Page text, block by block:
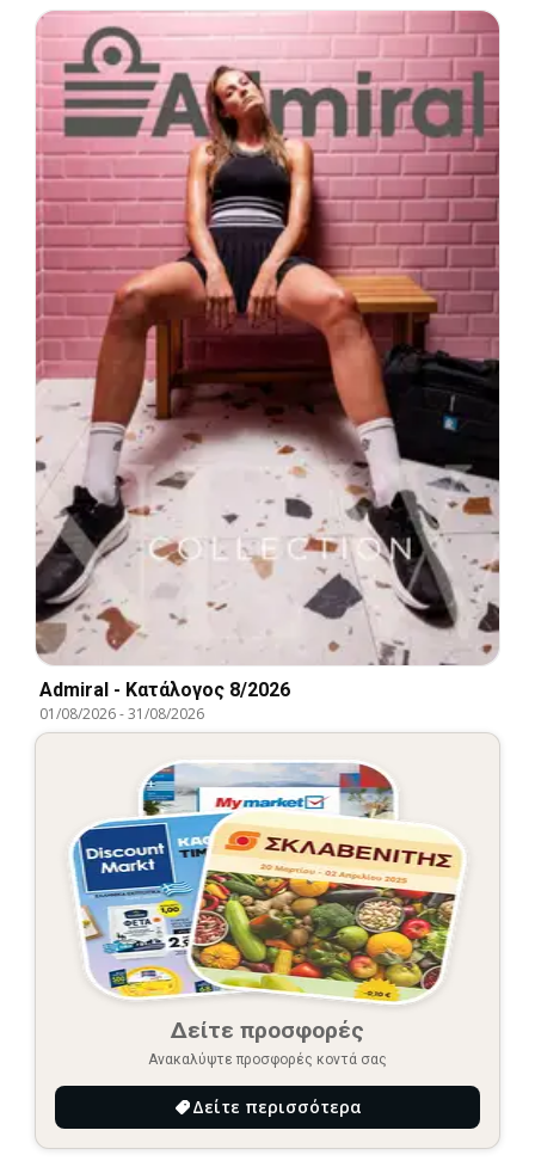
Admiral - Kατάλογος 8/2026
01/08/2026-31/08/2026
Δείτε προσφορές
Ανακαλύψτε προσφορές κοντά σας
Δείτε περισσότερα